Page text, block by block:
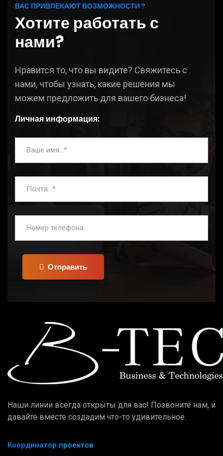
ВАС ПРИВЛЕКАЮТ ВОЗМОЖНОСТИ ?
Хотите работать с
нами?
Нравится то, что вы видите? Свяжитесь с
нами, чтобы узнать, какие решения мы
можем предложить для вашего бизнеса!
Личная информация:
Отправить
Наши линии всегда открыты для вас! Позвоните нам, и
давайте вместе создадим что-то удивительное.
Координатор проектов